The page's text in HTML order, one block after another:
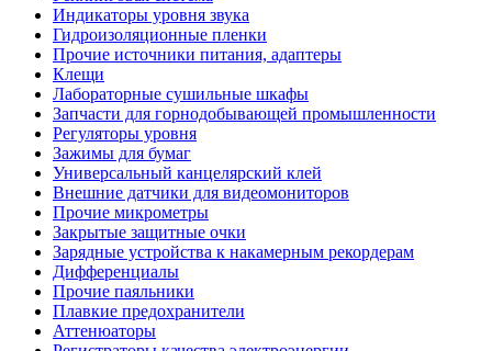
Индикаторы уровня звука
Гидроизоляционные пленки
Прочие источники питания, адаптеры
Клещи
Лабораторные сушильные шкафы
Запчасти для горнодобывающей промышленности
Регуляторы уровня
Зажимы для бумаг
Универсальный канцелярский клей
Внешние датчики для видеомониторов
Прочие микрометры
Закрытые защитные очки
Зарядные устройства к накамерным рекордерам
Дифференциалы
Прочие паяльники
Плавкие предохранители
Аттенюаторы